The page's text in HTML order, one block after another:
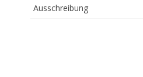
Ausschreibung